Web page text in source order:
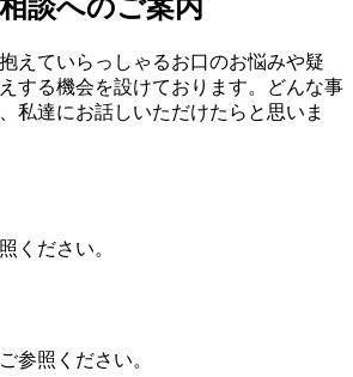
談へのご案内
えていらっしゃるお口のお悩みや疑
する機会を設けております。どんな事
私達にお話しいただけたらと思いま
ください。
参照ください。